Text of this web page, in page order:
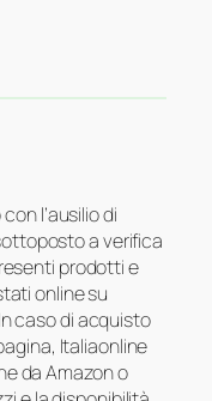
l’ausilio di
a verifica
prodotti e
online su
caso di acquisto
Italiaonline
da Amazon o